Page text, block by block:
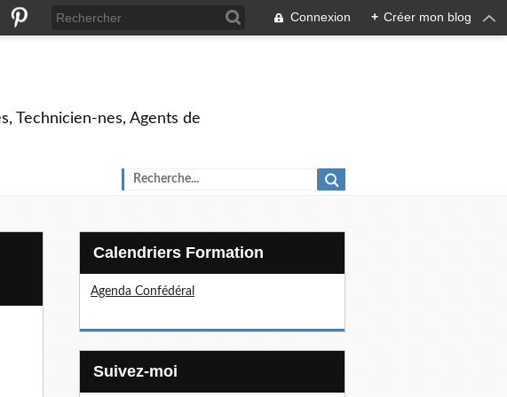
Connexion + Créer mon blog
Technicien-nes, Agents de
Calendriers Formation
Agenda Confédéral
Suivez-moi